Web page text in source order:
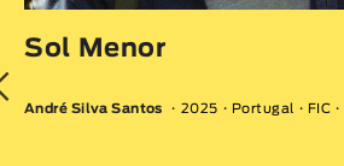
Sol Menor
André Silva Santos 2025 Portugal FIC